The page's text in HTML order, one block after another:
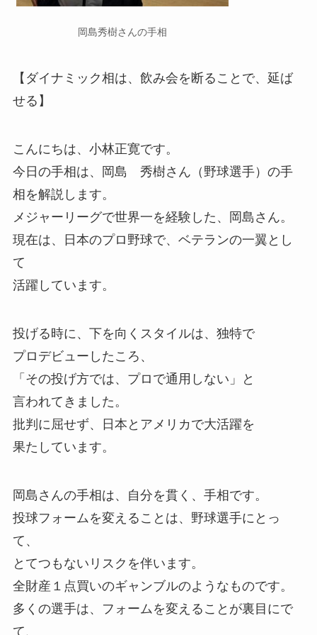
岡島秀樹さんの手相
【ダイナミック相は、飲み会を断ることで、延ば
せる】
こんにちは、小林正寛です。
今日の手相は、岡島 秀樹さん（野球選手）の手
相を解説します。
メジャーリーグで世界一を経験した、岡島さん。
現在は、日本のプロ野球で、ベテランの一翼とし
て
活躍しています。
投げる時に、下を向くスタイルは、独特で
プロデビューしたころ、
「その投げ方では、プロで通用しない」と
言われてきました。
批判に屈せず、日本とアメリカで大活躍を
果たしています。
岡島さんの手相は、自分を貫く、手相です。
投球フォームを変えることは、野球選手にとっ
て、
とてつもないリスクを伴います。
全財産１点買いのギャンブルのようなものです。
多くの選手は、フォームを変えることが裏目にで
て、